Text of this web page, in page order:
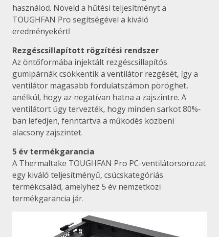
használod. Növeld a hűtési teljesítményt a
TOUGHFAN Pro segítségével a kiváló
eredményekért!
Rezgéscsillapított rögzítési rendszer
Az öntőformába injektált rezgéscsillapítós
gumipárnák csökkentik a ventilátor rezgését, így a
ventilátor magasabb fordulatszámon pöröghet,
anélkül, hogy az negatívan hatna a zajszintre. A
ventilátort úgy tervezték, hogy minden sarkot 80%-
ban lefedjen, fenntartva a működés közbeni
alacsony zajszintet.
5 év termékgarancia
A Thermaltake TOUGHFAN Pro PC-ventilátorsorozat
egy kiváló teljesítményű, csúcskategóriás
termékcsalád, amelyhez 5 év nemzetközi
termékgarancia jár.